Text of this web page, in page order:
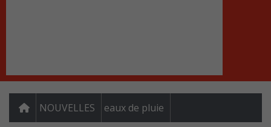
NOUVELLES eaux de pluie